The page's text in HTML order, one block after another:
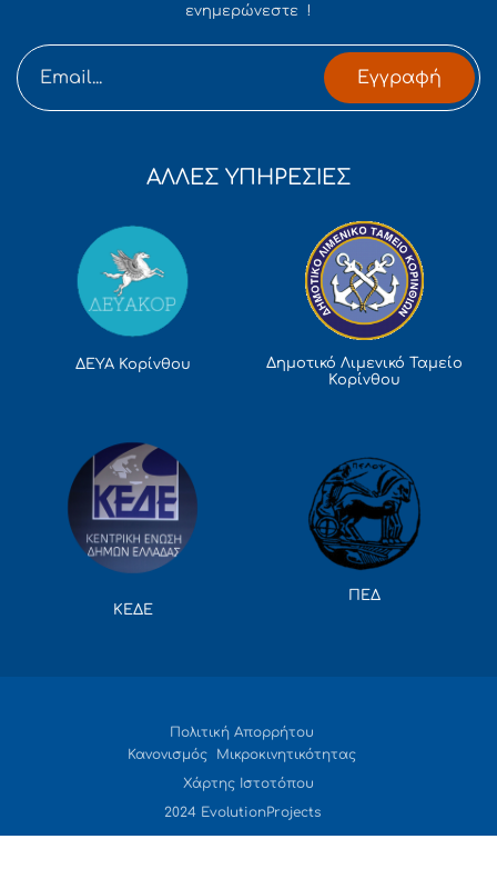
ενημερώνεστε !
Εγγραφή
ΑΛΛΕΣ ΥΠΗΡΕΣΙΕΣ
ΔΕΥΑ Κορίνθου
Δημοτικό Λιμενικό Ταμείο
Κορίνθου
ΚΕΔΕ
ΠΕΔ
Πολιτική Απορρήτου
Κανονισμός Μικροκινητικότητας
Χάρτης Ιστοτόπου
2024 EvolutionProjects